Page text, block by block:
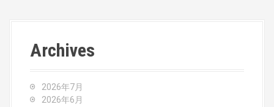
Archives
2026年7月
2026年6月